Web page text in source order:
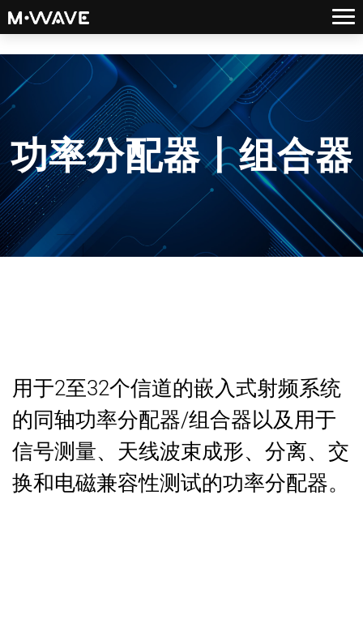
功率分配器丨组合器
用于2至32个信道的嵌入式射频系统
的同轴功率分配器/组合器以及用于
信号测量、天线波束成形、分离、交
换和电磁兼容性测试的功率分配器。